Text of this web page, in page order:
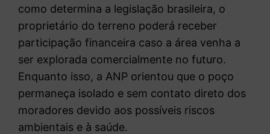
como determina a legislação brasileira, o
proprietário do terreno poderá receber
participação financeira caso a área venha a
ser explorada comercialmente no futuro.
Enquanto isso, a ANP orientou que o poço
permaneça isolado e sem contato direto dos
moradores devido aos possíveis riscos
ambientais e à saúde.